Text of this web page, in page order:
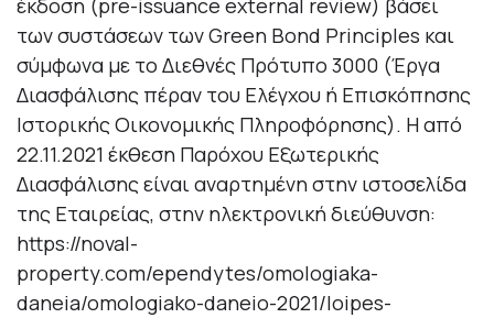
έκδοση (pre-issuance external review) βάσει
των συστάσεων των Green Bond Principles και
σύμφωνα με το Διεθνές Πρότυπο 3000 (Έργα
Διασφάλισης πέραν του Ελέγχου ή Επισκόπησης
Ιστορικής Οικονομικής Πληροφόρησης). Η από
22.11.2021 έκθεση Παρόχου Εξωτερικής
Διασφάλισης είναι αναρτημένη στην ιστοσελίδα
της Εταιρείας, στην ηλεκτρονική διεύθυνση:
https://noval-
property.com/ependytes/omologiaka-
daneia/omologiako-daneio-2021/loipes-